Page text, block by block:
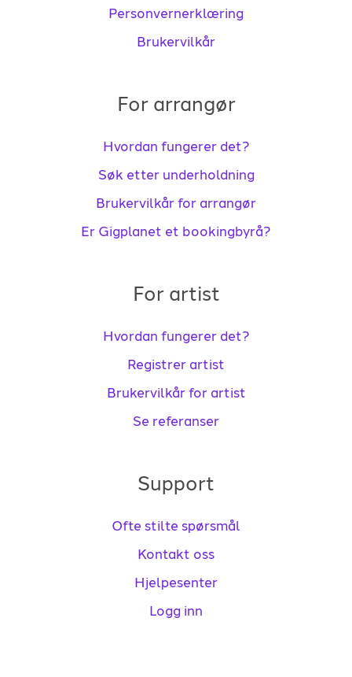
Personvernerklæring
Brukervilkår
For arrangør
Hvordan fungerer det?
Søk etter underholdning
Brukervilkår for arrangør
Er Gigplanet et bookingbyrå?
For artist
Hvordan fungerer det?
Registrer artist
Brukervilkår for artist
Se referanser
Support
Ofte stilte spørsmål
Kontakt oss
Hjelpesenter
Logg inn